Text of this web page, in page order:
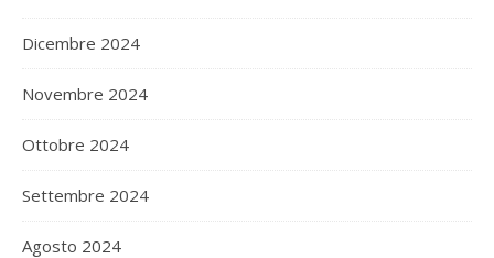
Dicembre 2024
Novembre 2024
Ottobre 2024
Settembre 2024
Agosto 2024